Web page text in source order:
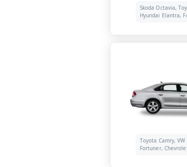
Skoda Octavia,
Hyundai Elantra,
Toyota Camry,
Fortuner,